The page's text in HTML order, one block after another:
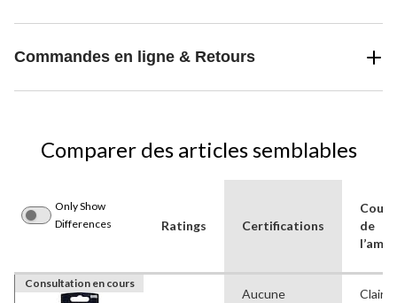
Commandes en ligne & Retours
Comparer des articles semblables
Only Show
Differences
Ratings Certifications
de
Consultation en cours
Aucune
Clair